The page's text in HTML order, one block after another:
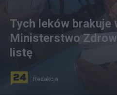
Tych leków brakuje
Ministerstwo
listę
Redakcja